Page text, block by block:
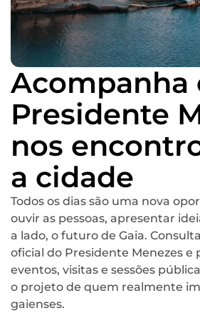
Acompanha
Presidente
nos
a cidade
Todos os dias são uma nova
ouvir as pessoas, apresentar
a lado, o futuro de Gaia.
oficial do Presidente Menezes e
eventos, visitas e sessões
o projeto de quem realmente
gaienses.